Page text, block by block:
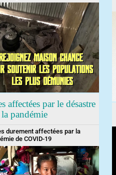
affectées par le désastre
pandémie
durement affectées par la
de COVID-19